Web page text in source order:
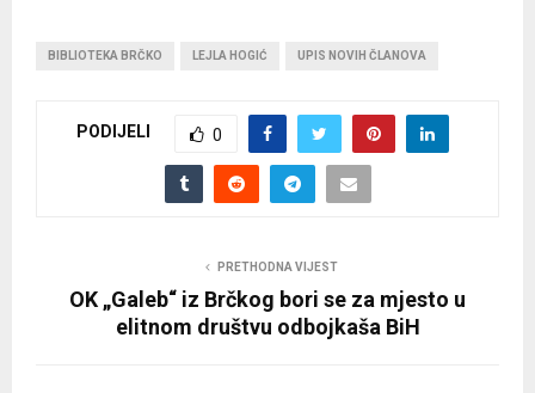
BIBLIOTEKA BRČKO LEJLA HOGIĆ UPIS NOVIH ČLANOVA
PODIJELI 0
PRETHODNA VIJEST
OK „Galeb“ iz Brčkog bori se za mjesto u
elitnom društvu odbojkaša BiH